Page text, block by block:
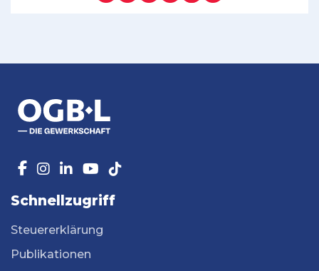
Schnellzugriff
Steuererklärung
Publikationen